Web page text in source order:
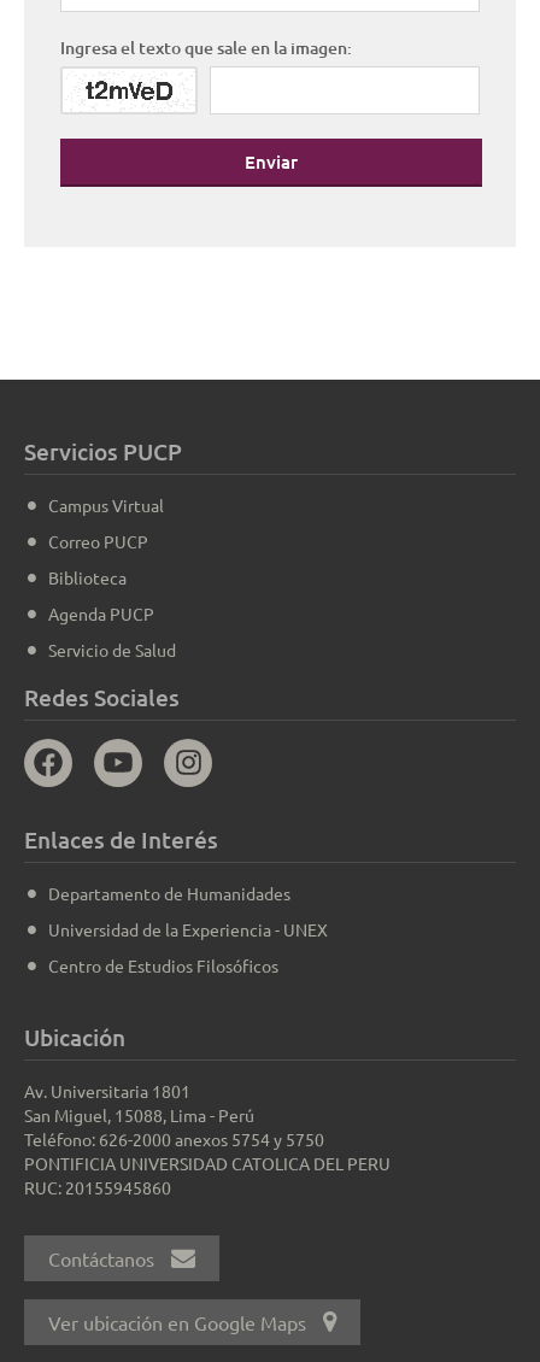
Ingresa el texto que sale en la imagen:
Enviar
Servicios PUCP
Campus Virtual
Correo PUCP
Biblioteca
Agenda PUCP
Servicio de Salud
Redes Sociales
Enlaces de Interés
Departamento de Humanidades
Universidad de la Experiencia - UNEX
Centro de Estudios Filosóficos
Ubicación
Av. Universitaria 1801
San Miguel, 15088, Lima - Perú
Teléfono: 626-2000 anexos 5754 y 5750
PONTIFICIA UNIVERSIDAD CATOLICA DEL PERU
RUC: 20155945860
Contáctanos
Ver ubicación en Google Maps